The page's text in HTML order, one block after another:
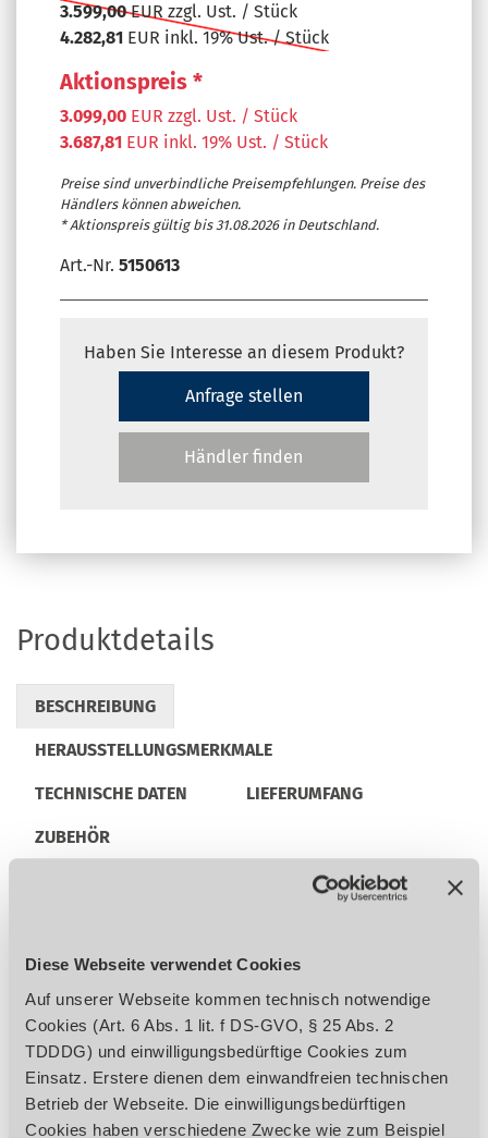
Diese Webseite verwendet Cookies
Auf unserer Webseite kommen technisch notwendige
Cookies (Art. 6 Abs. 1 lit. f DS-GVO, § 25 Abs. 2
TDDDG) und einwilligungsbedürftige Cookies zum
Einsatz. Erstere dienen dem einwandfreien technischen
Betrieb der Webseite. Die einwilligungsbedürftigen
Cookies haben verschiedene Zwecke wie zum Beispiel
3.599,00EUR zzgl. Ust. / Stück
4.282,81 EUR inkl. 19% Ust. / Stück
Aktionspreis *
3.099,00 EUR zzgl. Ust. / Stück
3.687,81 EUR inkl. 19% Ust. / Stück
Preise sind unverbindliche Preisempfehlungen. Preise des
Händlers können abweichen.
* Aktionspreis gültig bis 31.08.2026 in Deutschland.
Art.-Nr. 5150613
Haben Sie Interesse an diesem Produkt?
Anfrage stellen
Händler finden
Produktdetails
BESCHREIBUNG
HERAUSSTELLUNGSMERKMALE
TECHNISCHE DATEN LIEFERUMFANG
ZUBEHÖR
REGULATORISCHE PRODUKTINFORMATIONEN
Schwere Ausführung mit hohem
Eigengewicht für maximale Laufruhe
Besonders ruhiger und präziser Lauf dank
verwindungssteifem Maschinengehäuse
Präzise einstellbarer Alu-Parallelanschlag
Guss-Schwungräder mit Gummibelag und
Späneabstreifbürste